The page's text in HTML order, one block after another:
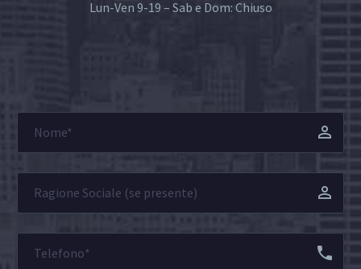
Lun-Ven 9-19 – Sab e Dom: Chiuso